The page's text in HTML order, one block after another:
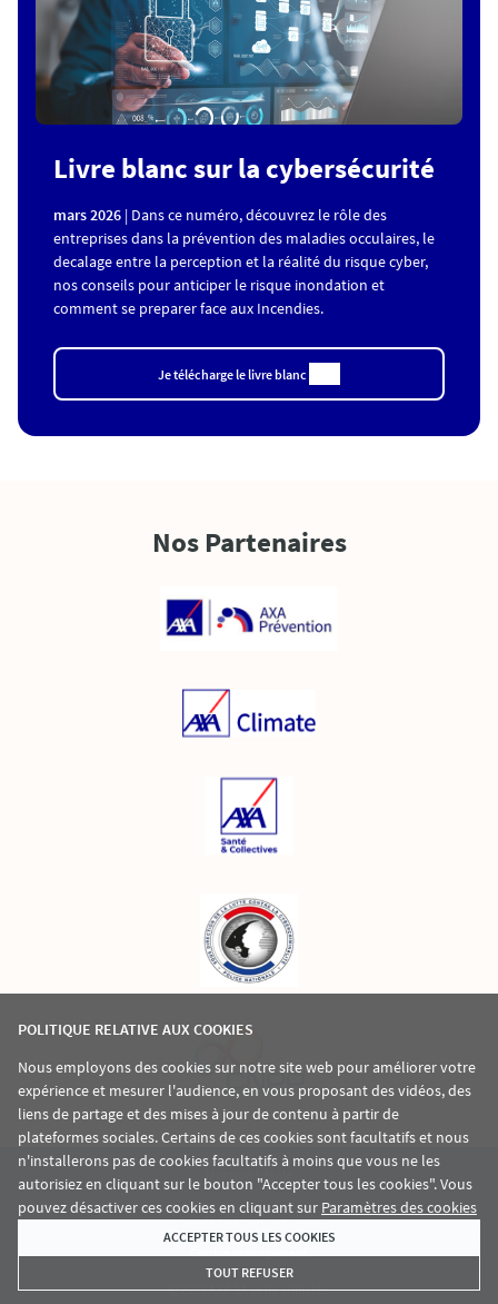
Livre blanc sur la cybersécurité
mars 2026 | Dans ce numéro, découvrez le rôle des
entreprises dans la prévention des maladies occulaires, le
decalage entre la perception et la réalité du risque cyber,
nos conseils pour anticiper le risque inondation et
comment se preparer face aux Incendies.
Je télécharge le livre blanc
Nos Partenaires
Mention Légale
Politique De Confidentialité
Cookie management
© 2025 AXA SA or its affiliates.
POLITIQUE RELATIVE AUX COOKIES
Nous employons des cookies sur notre site web pour améliorer votre
expérience et mesurer l'audience, en vous proposant des vidéos, des
liens de partage et des mises à jour de contenu à partir de
plateformes sociales. Certains de ces cookies sont facultatifs et nous
n'installerons pas de cookies facultatifs à moins que vous ne les
autorisiez en cliquant sur le bouton "Accepter tous les cookies". Vous
pouvez désactiver ces cookies en cliquant sur Paramètres des cookies
TOUT REFUSER
ACCEPTER TOUS LES COOKIES